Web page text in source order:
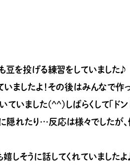
豆を投げる練習をしていました♪
ましたよ！その後はみんなで作
ていました(^^)しばらくして「ドン
隠れたり…反応は様々でしたが
嬉しそうに話してくれていました